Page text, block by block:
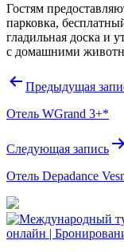
Гостям
парковка,
гладильная доска и
с домашними
Навигация
записям
Предыдущая
Отель WGrand 3+*
Следующая запись
Отель Depadance